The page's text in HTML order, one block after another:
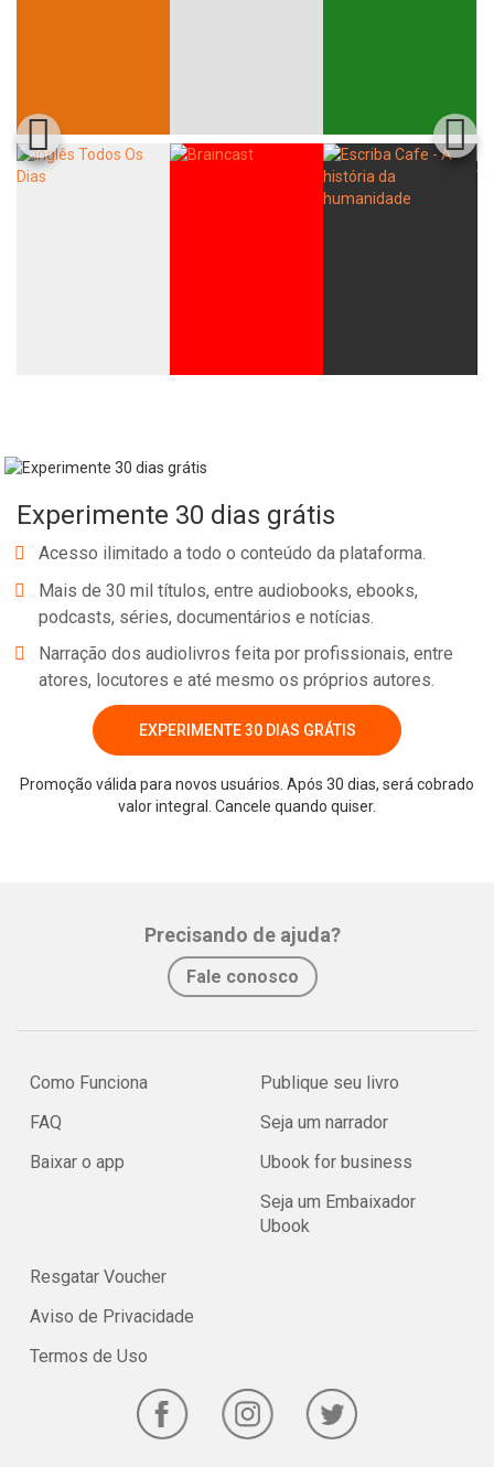
Experimente 30 dias grátis
Acesso ilimitado a todo o conteúdo da plataforma.
Mais de 30 mil títulos, entre audiobooks, ebooks,
podcasts, séries, documentários e notícias.
Narração dos audiolivros feita por profissionais, entre
atores, locutores e até mesmo os próprios autores.
EXPERIMENTE 30 DIAS GRÁTIS
Promoção válida para novos usuários. Após 30 dias, será cobrado
valor integral. Cancele quando quiser.
Precisando de ajuda?
Fale conosco
Como Funciona
FAQ
Baixar o app
Publique seu livro
Seja um narrador
Ubook for business
Seja um Embaixador
Ubook
Resgatar Voucher
Aviso de Privacidade
Termos de Uso